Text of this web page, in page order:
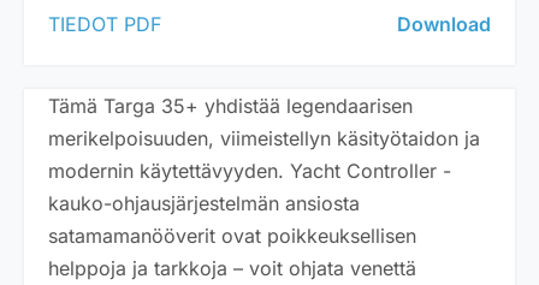
TIEDOT PDF Download
Tämä Targa 35+ yhdistää legendaarisen
merikelpoisuuden, viimeistellyn käsityötaidon ja
modernin käytettävyyden. Yacht Controller -
kauko-ohjausjärjestelmän ansiosta
satamamanööverit ovat poikkeuksellisen
helppoja ja tarkkoja – voit ohjata venettä